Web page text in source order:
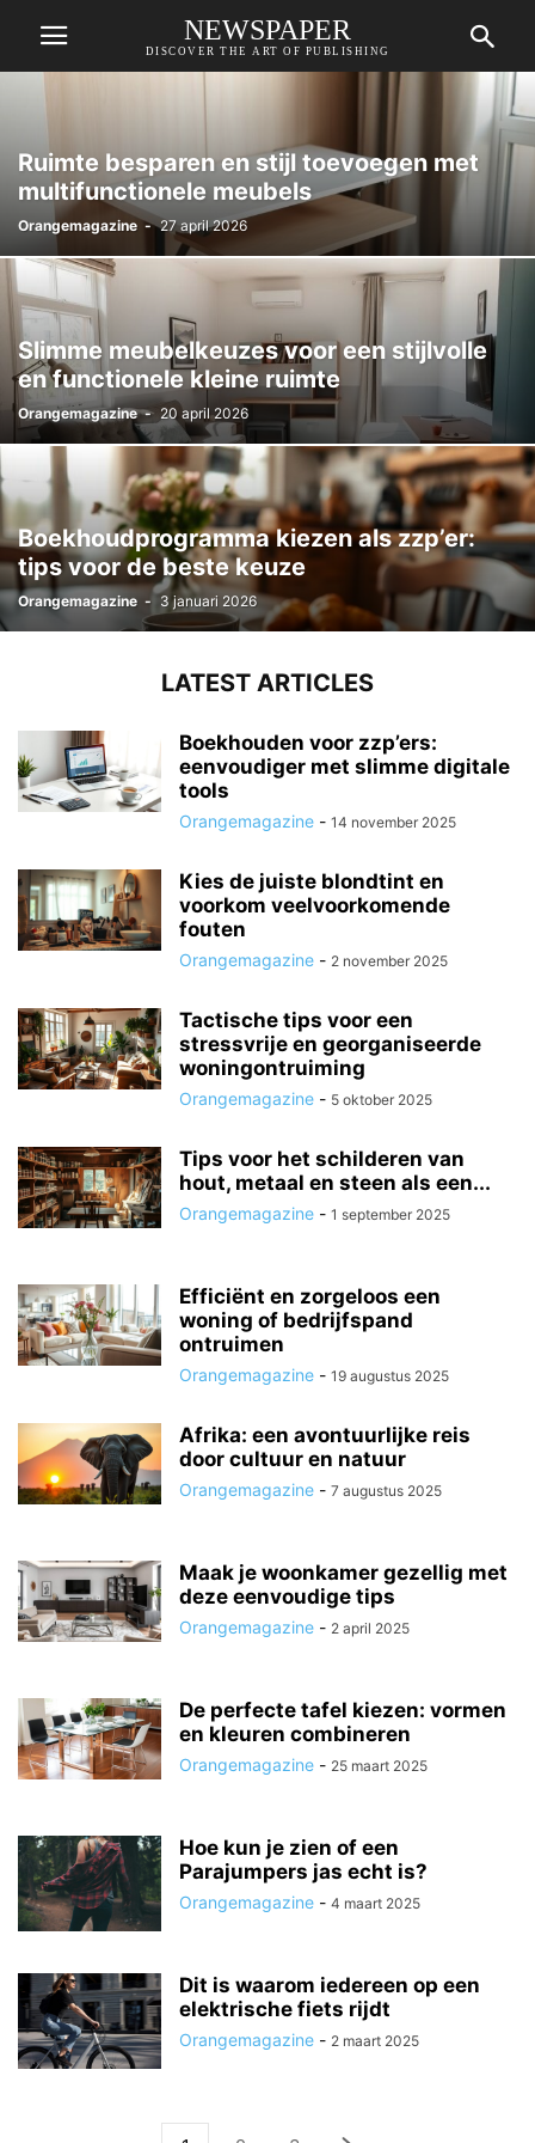
NEWSPAPER
DISCOVER THE ART OF PUBLISHING
Ruimte besparen en stijl toevoegen met
multifunctionele meubels
Orangemagazine - 27 april 2026
Slimme meubelkeuzes voor een stijlvolle
en functionele kleine ruimte
Orangemagazine - 20 april 2026
Boekhoudprogramma kiezen als zzp’er:
tips voor de beste keuze
Orangemagazine - 3 januari 2026
LATEST ARTICLES
Boekhouden voor zzp’ers:
eenvoudiger met slimme digitale
tools
Orangemagazine - 14 november 2025
Kies de juiste blondtint en
voorkom veelvoorkomende
fouten
Orangemagazine - 2 november 2025
Tactische tips voor een
stressvrije en georganiseerde
woningontruiming
Orangemagazine - 5 oktober 2025
Tips voor het schilderen van
hout, metaal en steen als een...
Orangemagazine - 1 september 2025
Efficiënt en zorgeloos een
woning of bedrijfspand
ontruimen
Orangemagazine - 19 augustus 2025
Afrika: een avontuurlijke reis
door cultuur en natuur
Orangemagazine - 7 augustus 2025
Maak je woonkamer gezellig met
deze eenvoudige tips
Orangemagazine - 2 april 2025
De perfecte tafel kiezen: vormen
en kleuren combineren
Orangemagazine - 25 maart 2025
Hoe kun je zien of een
Parajumpers jas echt is?
Orangemagazine - 4 maart 2025
Dit is waarom iedereen op een
elektrische fiets rijdt
Orangemagazine - 2 maart 2025